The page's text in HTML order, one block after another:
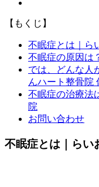
【もくじ】
不眠症とは｜ら
不眠症の原因は
では、どんな人
んハート整骨院
不眠症の治療法
院
お問い合わせ
不眠症とは｜らい